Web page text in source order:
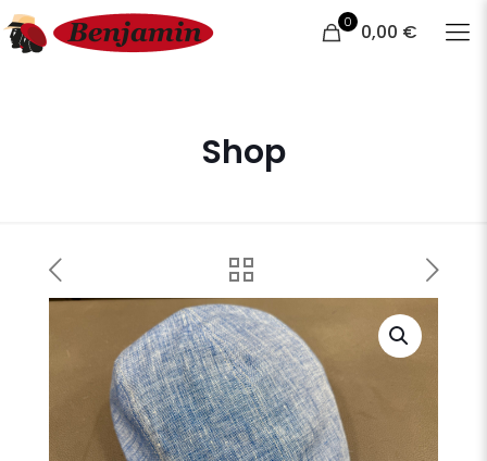
0 0,00 €
Shop